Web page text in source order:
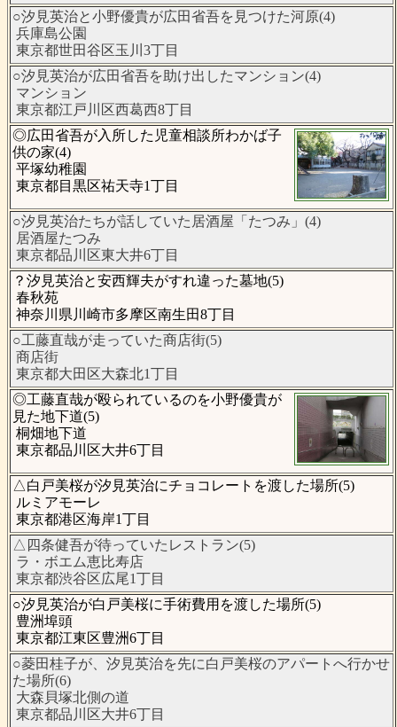
○汐見英治と小野優貴が広田省吾を見つけた河原(4)
兵庫島公園
東京都世田谷区玉川3丁目
○汐見英治が広田省吾を助け出したマンション(4)
マンション
東京都江戸川区西葛西8丁目
◎広田省吾が入所した児童相談所わかば子
供の家(4)
平塚幼稚園
東京都目黒区祐天寺1丁目
○汐見英治たちが話していた居酒屋「たつみ」(4)
居酒屋たつみ
東京都品川区東大井6丁目
？汐見英治と安西輝夫がすれ違った墓地(5)
春秋苑
神奈川県川崎市多摩区南生田8丁目
○工藤直哉が走っていた商店街(5)
商店街
東京都大田区大森北1丁目
◎工藤直哉が殴られているのを小野優貴が
見た地下道(5)
桐畑地下道
東京都品川区大井6丁目
△白戸美桜が汐見英治にチョコレートを渡した場所(5)
ルミアモーレ
東京都港区海岸1丁目
△四条健吾が待っていたレストラン(5)
ラ・ボエム恵比寿店
東京都渋谷区広尾1丁目
○汐見英治が白戸美桜に手術費用を渡した場所(5)
豊洲埠頭
東京都江東区豊洲6丁目
○菱田桂子が、汐見英治を先に白戸美桜のアパートへ行かせ
た場所(6)
大森貝塚北側の道
東京都品川区大井6丁目